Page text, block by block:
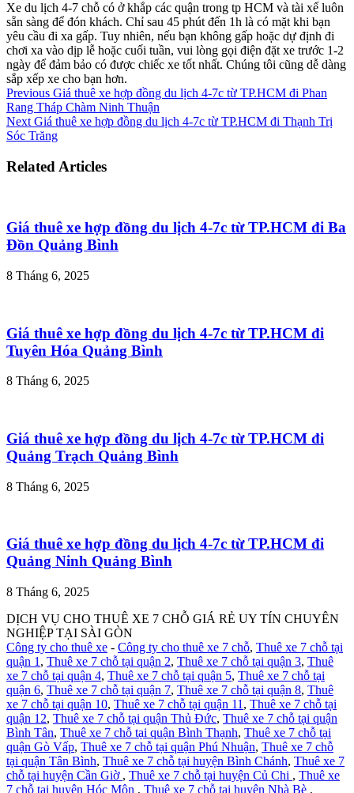
Xe du lịch 4-7 chỗ có ở khắp các quận trong tp HCM và tài xế luôn
sẵn sàng để đón khách. Chỉ sau 45 phút đến 1h là có mặt khi bạn
yêu cầu đi xa gấp. Tuy nhiên, nếu bạn không gấp hoặc dự định đi
chơi xa vào dịp lễ hoặc cuối tuần, vui lòng gọi điện đặt xe trước 1-2
ngày để đảm bảo có được chiếc xe tốt nhất. Chúng tôi cũng dễ dàng
sắp xếp xe cho bạn hơn.
Previous Giá thuê xe hợp đồng du lịch 4-7c từ TP.HCM đi Phan
Rang Tháp Chàm Ninh Thuận
Next Giá thuê xe hợp đồng du lịch 4-7c từ TP.HCM đi Thạnh Trị
Sóc Trăng
Related Articles
Giá thuê xe hợp đồng du lịch 4-7c từ TP.HCM đi Ba
Đồn Quảng Bình
8 Tháng 6, 2025
Giá thuê xe hợp đồng du lịch 4-7c từ TP.HCM đi
Tuyên Hóa Quảng Bình
8 Tháng 6, 2025
Giá thuê xe hợp đồng du lịch 4-7c từ TP.HCM đi
Quảng Trạch Quảng Bình
8 Tháng 6, 2025
Giá thuê xe hợp đồng du lịch 4-7c từ TP.HCM đi
Quảng Ninh Quảng Bình
8 Tháng 6, 2025
DỊCH VỤ CHO THUÊ XE 7 CHỖ GIÁ RẺ UY TÍN CHUYÊN
NGHIỆP TẠI SÀI GÒN
Công ty cho thuê xe - Công ty cho thuê xe 7 chỗ, Thuê xe 7 chỗ tại
quận 1 , Thuê xe 7 chỗ tại quận 2, Thuê xe 7 chỗ tại quận 3, Thuê
xe 7 chỗ tại quận 4, Thuê xe 7 chỗ tại quận 5, Thuê xe 7 chỗ tại
quận 6, Thuê xe 7 chỗ tại quận 7, Thuê xe 7 chỗ tại quận 8, Thuê
xe 7 chỗ tại quận 10, Thuê xe 7 chỗ tại quận 11 , Thuê xe 7 chỗ tại
quận 12, Thuê xe 7 chỗ tại quận Thủ Đức, Thuê xe 7 chỗ tại quận
Bình Tân, Thuê xe 7 chỗ tại quận Bình Thạnh, Thuê xe 7 chỗ tại
quận Gò Vấp, Thuê xe 7 chỗ tại quận Phú Nhuận, Thuê xe 7 chỗ
tại quận Tân Bình, Thuê xe 7 chỗ tại huyện Bình Chánh, Thuê xe 7
chỗ tại huyện Cần Giờ , Thuê xe 7 chỗ tại huyện Củ Chi , Thuê xe
7 chỗ tại huyện Hóc Môn , Thuê xe 7 chỗ tại huyện Nhà Bè ,